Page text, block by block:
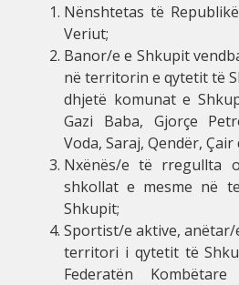
Nënshtetas të
Veriut;
Banor/e e Shkupit
në territorin e qytetit të
dhjetë komunat e
Gazi Baba, Gjorçe
Voda, Saraj, Qendër,
Nxënës/e të rregullta
shkollat e mesme në
Shkupit;
Sportist/e aktive,
territori i qytetit të
Federatën